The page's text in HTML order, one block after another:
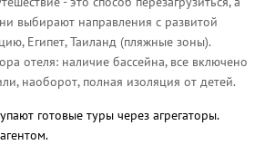
выбирают направления с развитой
Египет, Таиланд (пляжные зоны).
отеля: наличие бассейна, все включено
наоборот, полная изоляция от детей.
готовые туры через агрегаторы.